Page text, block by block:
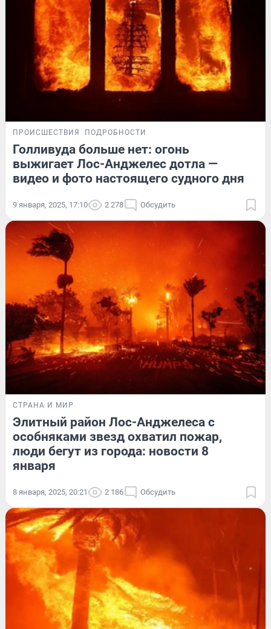
ПРОИСШЕСТВИЯ ПОДРОБНОСТИ
Голливуда больше нет: огонь
выжигает Лос-Анджелес дотла —
видео и фото настоящего судного дня
9 января, 2025, 17:10 2 278 Обсудить
СТРАНА И МИР
Элитный район Лос-Анджелеса с
особняками звезд охватил пожар,
люди бегут из города: новости 8
января
8 января, 2025, 20:21 2 186 Обсудить